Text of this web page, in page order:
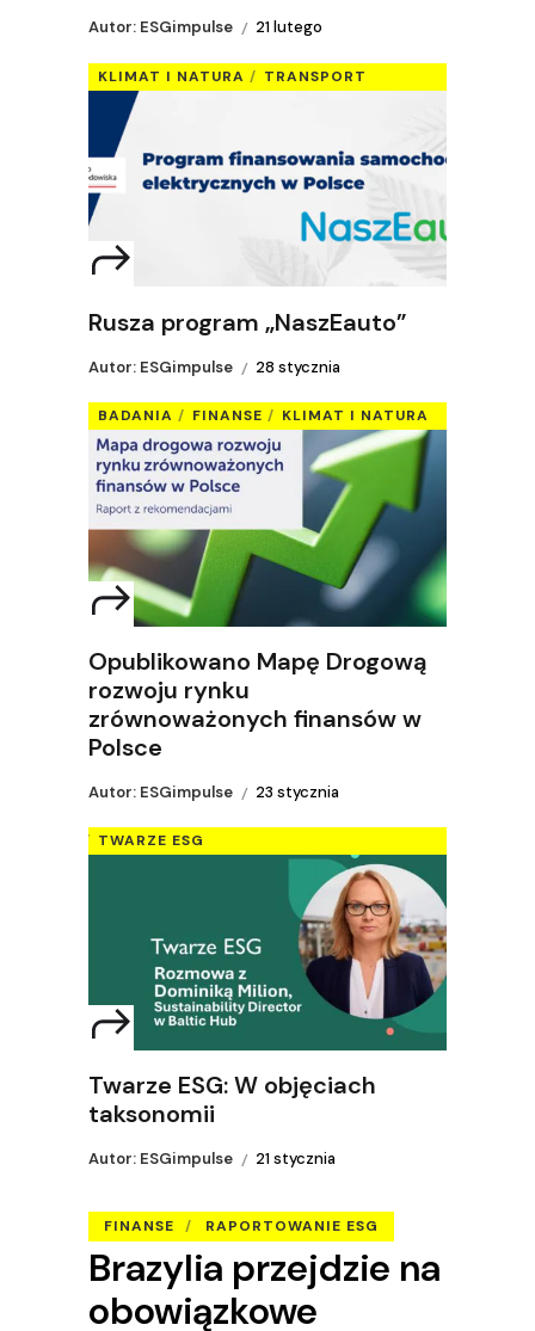
Autor: ESGimpulse 21 lutego
KLIMAT I NATURA TRANSPORT
Rusza program „NaszEauto”
Autor: ESGimpulse 28 stycznia
BADANIA FINANSE KLIMAT I NATURA
Opublikowano Mapę Drogową
rozwoju rynku
zrównoważonych finansów w
Polsce
Autor: ESGimpulse 23 stycznia
TWARZE ESG
Twarze ESG: W objęciach
taksonomii
Autor: ESGimpulse 21 stycznia
FINANSE RAPORTOWANIE ESG
Brazylia przejdzie na
obowiązkowe